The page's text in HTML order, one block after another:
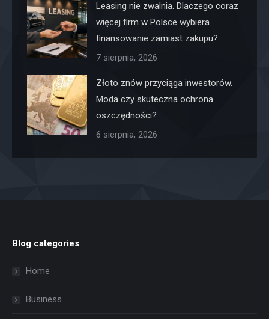
Leasing nie zwalnia. Dlaczego coraz
więcej firm w Polsce wybiera
finansowanie zamiast zakupu?
7 sierpnia, 2026
Złoto znów przyciąga inwestorów.
Moda czy skuteczna ochrona
oszczędności?
6 sierpnia, 2026
Blog categories
Home
Business